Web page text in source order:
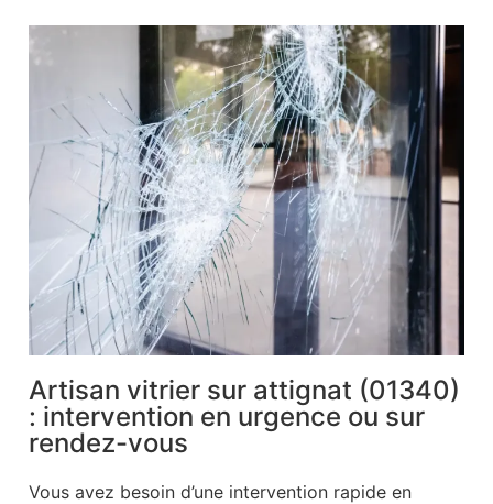
Artisan vitrier sur attignat (01340)
: intervention en urgence ou sur
rendez-vous
Vous avez besoin d’une intervention rapide en